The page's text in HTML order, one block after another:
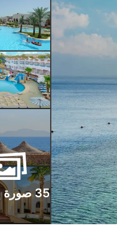
35 صورة إضافية